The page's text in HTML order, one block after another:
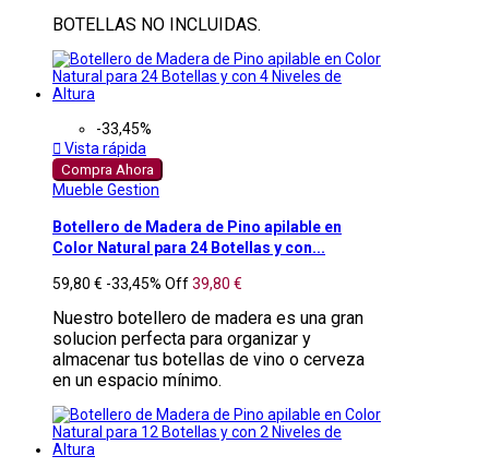
BOTELLAS NO INCLUIDAS.
-33,45%
 Vista rápida
Compra Ahora
Mueble Gestion
Botellero de Madera de Pino apilable en
Color Natural para 24 Botellas y con...
59,80 € -33,45% Off39,80 €
Nuestro botellero de madera es una gran
solucion perfecta para organizar y
almacenar tus botellas de vino o cerveza
en un espacio mínimo.